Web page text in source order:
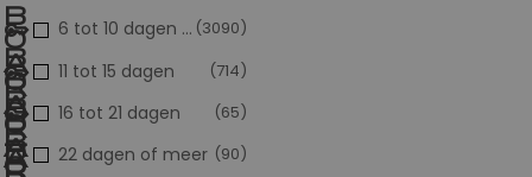
(3090)
6 tot 10 dagen populair
(714)
11 tot 15 dagen
(65)
16 tot 21 dagen
(90)
22 dagen of meer